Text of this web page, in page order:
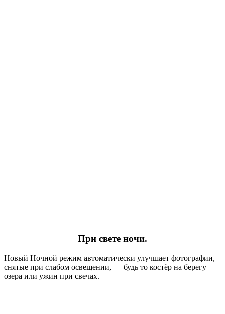
При свете ночи.
Новый Ночной режим автоматически улучшает фотографии,
снятые при слабом освещении, — будь то костёр на берегу
озера или ужин при свечах.